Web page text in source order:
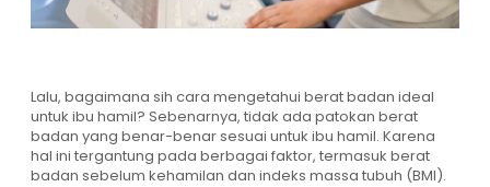
Lalu, bagaimana sih cara mengetahui berat badan ideal
untuk ibu hamil? Sebenarnya, tidak ada patokan berat
badan yang benar-benar sesuai untuk ibu hamil. Karena
hal ini tergantung pada berbagai faktor, termasuk berat
badan sebelum kehamilan dan indeks massa tubuh (BMI).